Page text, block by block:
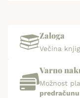
Zaloga
Večina knjig
Varno
Možnost
predračunu